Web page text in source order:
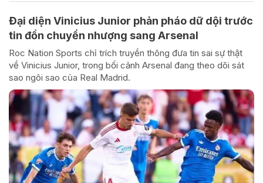
Đại diện Vinicius Junior phản pháo dữ dội trước
tin đồn chuyển nhượng sang Arsenal
Roc Nation Sports chỉ trích truyền thông đưa tin sai sự thật
về Vinicius Junior, trong bối cảnh Arsenal đang theo dõi sát
sao ngôi sao của Real Madrid.